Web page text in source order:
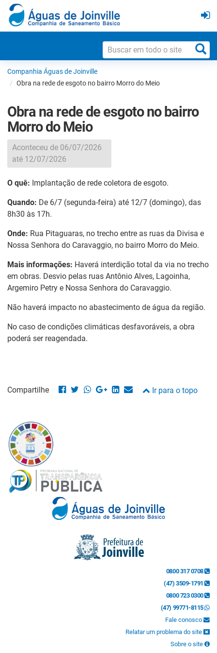
Companhia Águas de Joinville
Obra na rede de esgoto no bairro Morro do Meio
Obra na rede de esgoto no bairro
Morro do Meio
Aconteceu de 06/07/2026
até 12/07/2026
O quê: Implantação de rede coletora de esgoto.
Quando: De 6/7 (segunda-feira) até 12/7 (domingo), das
8h30 às 17h.
Onde: Rua Pitaguaras, no trecho entre as ruas da Divisa e
Nossa Senhora do Caravaggio, no bairro Morro do Meio.
Mais informações: Haverá interdição total da via no trecho
em obras. Desvio pelas ruas Antônio Alves, Lagoinha,
Argemiro Petry e Nossa Senhora do Caravaggio.
Não haverá impacto no abastecimento de água da região.
No caso de condições climáticas desfavoráveis, a obra
poderá ser reagendada.
Compartilhe Ir para o topo
0800 317 0708
(47) 3509-1791
0800 723 0300
(47) 99771-8115
Fale conosco
Relatar um problema do site
Sobre o site